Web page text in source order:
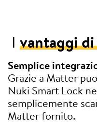
I vantaggi
Semplice
Grazie a Matter
Nuki Smart Lock
semplicemente
Matter fornito.